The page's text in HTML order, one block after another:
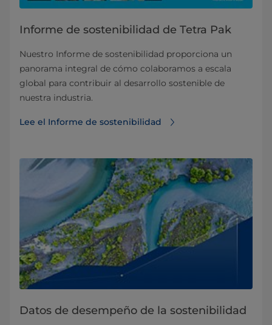
Informe de sostenibilidad de Tetra Pak
Nuestro Informe de sostenibilidad proporciona un
panorama integral de cómo colaboramos a escala
global para contribuir al desarrollo sostenible de
nuestra industria.
Lee el Informe de sostenibilidad
Datos de desempeño de la sostenibilidad